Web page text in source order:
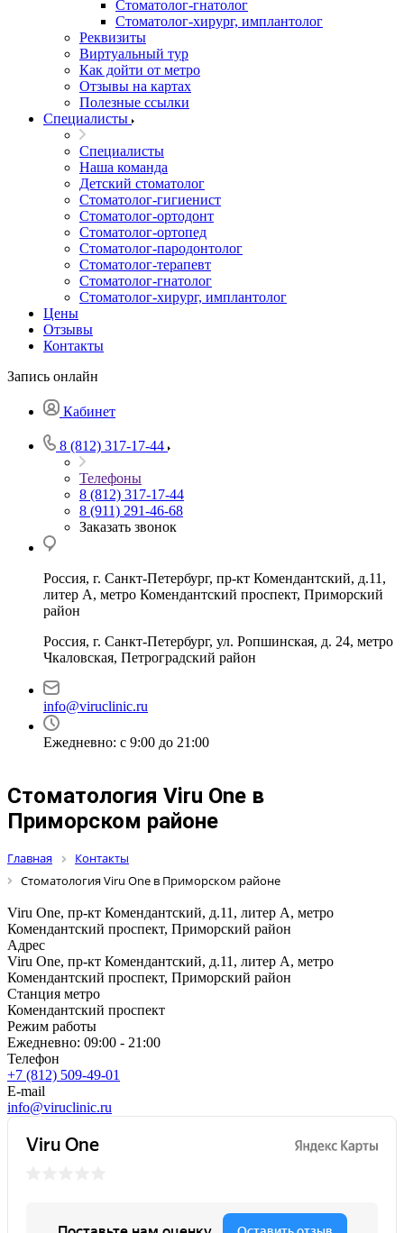
Стоматолог-гнатолог
Стоматолог-хирург, имплантолог
Реквизиты
Виртуальный тур
Как дойти от метро
Отзывы на картах
Полезные ссылки
Специалисты
Специалисты
Наша команда
Детский стоматолог
Стоматолог-гигиенист
Стоматолог-ортодонт
Стоматолог-ортопед
Стоматолог-пародонтолог
Стоматолог-терапевт
Стоматолог-гнатолог
Стоматолог-хирург, имплантолог
Цены
Отзывы
Контакты
Запись онлайн
Кабинет
8 (812) 317-17-44
Телефоны
8 (812) 317-17-44
8 (911) 291-46-68
Заказать звонок
Россия, г. Санкт-Петербург, пр-кт Комендантский, д.11,
литер А, метро Комендантский проспект, Приморский
район
Россия, г. Санкт-Петербург, ул. Ропшинская, д. 24, метро
Чкаловская, Петроградский район
info@viruclinic.ru
Ежедневно: с 9:00 до 21:00
Стоматология Viru One в
Приморском районе
Главная
Контакты
Стоматология Viru One в Приморском районе
Viru One, пр-кт Комендантский, д.11, литер А, метро
Комендантский проспект, Приморский район
Адрес
Viru One, пр-кт Комендантский, д.11, литер А, метро
Комендантский проспект, Приморский район
Станция метро
Комендантский проспект
Режим работы
Ежедневно: 09:00 - 21:00
Телефон
+7 (812) 509-49-01
E-mail
info@viruclinic.ru